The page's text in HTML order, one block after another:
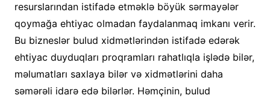
resurslarından istifadə etməklə böyük sərmayələr
qoymağa ehtiyac olmadan faydalanmaq imkanı verir.
Bu bizneslər bulud xidmətlərindən istifadə edərək
ehtiyac duyduqları proqramları rahatlıqla işlədə bilər,
məlumatları saxlaya bilər və xidmətlərini daha
səmərəli idarə edə bilərlər. Həmçinin, bulud